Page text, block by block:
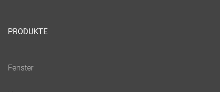
PRODUKTE